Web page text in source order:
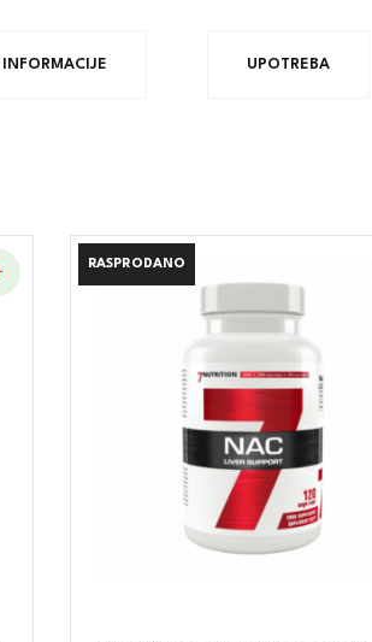
UPOTREBA
RASPRODANO
RASPRODANO